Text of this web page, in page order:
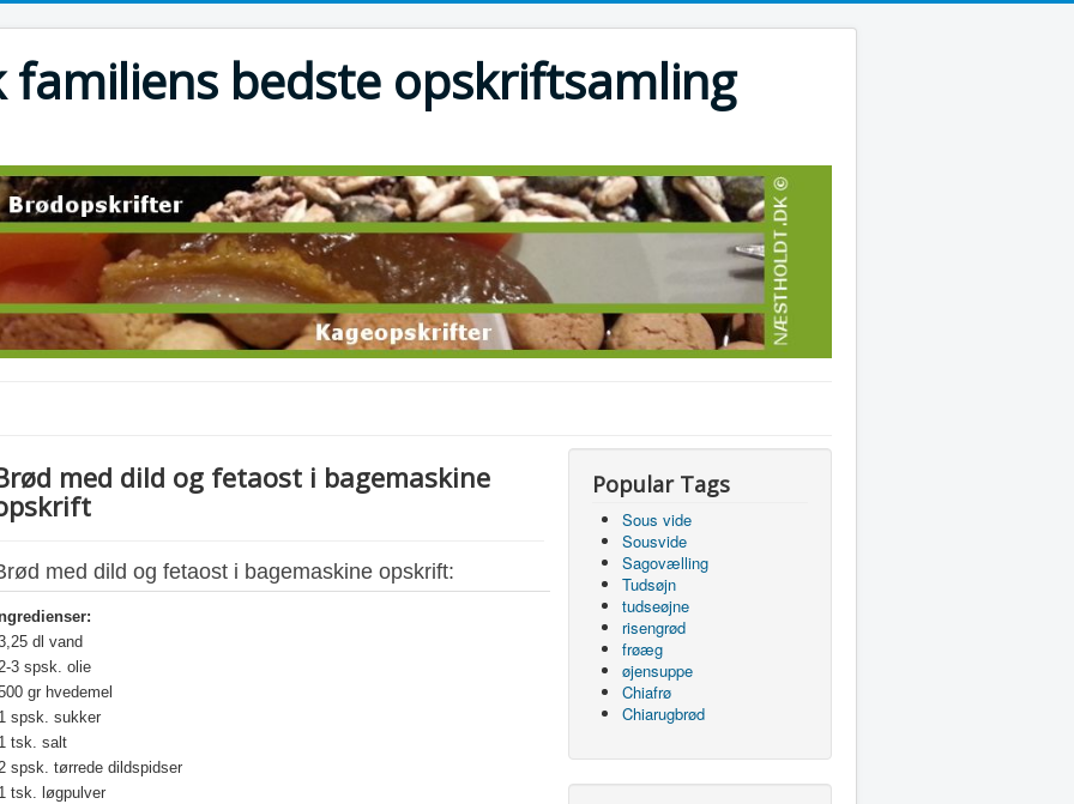
bedste opskriftsamling
med dild og fetaost i bagemaskine
med dild og fetaost i bagemaskine opskrift:
er:
dl vand
3 spsk. olie
gr hvedemel
1 spsk. sukker
1 tsk. salt
spsk. tørrede dildspidser
1 tsk. løgpulver
Popular Tags
Sous vide
Sousvide
Sagovælling
Tudsøjn
tudseøjne
risengrød
frøæg
øjensuppe
Chiafrø
Chiarugbrød